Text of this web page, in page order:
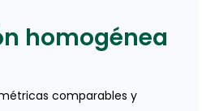
homogénea
comparables y